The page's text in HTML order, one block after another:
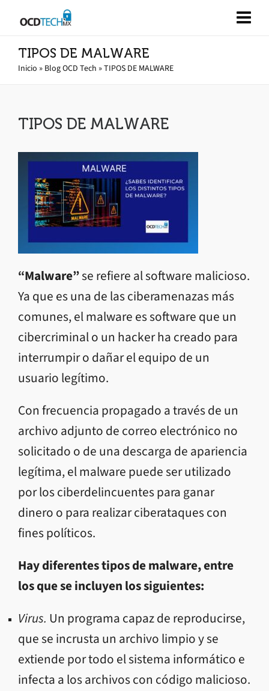
TIPOS DE MALWARE
Inicio » Blog OCD Tech »TIPOS DE MALWARE
TIPOS DE MALWARE
“Malware”se refiere al software malicioso.
Ya que es una de las ciberamenazas más
comunes, el malware es software que un
cibercriminal o un hacker ha creado para
interrumpir o dañar el equipo de un
usuario legítimo.
Con frecuencia propagado a través de un
archivo adjunto de correo electrónico no
solicitado o de una descarga de apariencia
legítima, elmalware puede ser utilizado
por los ciberdelincuentes para ganar
dinero o para realizar ciberataques con
fines políticos.
Hay diferentes tipos de malware, entre
los que se incluyen los siguientes:
Virus. Un programa capaz de reproducirse,
que se incrusta un archivo limpio y se
extiende por todo el sistema informático e
infecta a los archivos con código malicioso.